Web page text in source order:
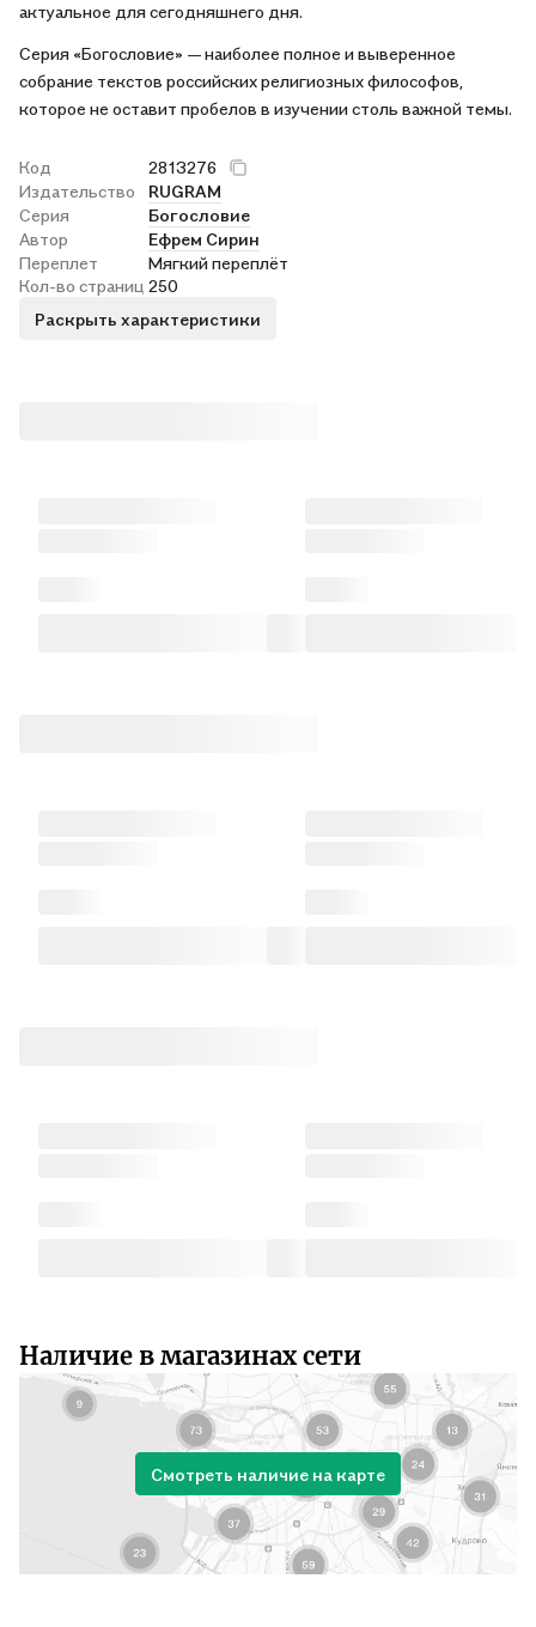
актуальное для сегодняшнего дня.
Серия «Богословие» — наиболее полное и выверенное
собрание текстов российских религиозных философов,
которое не оставит пробелов в изучении столь важной темы.
Код
2813276
Издательство
RUGRAM
Серия
Богословие
Автор
Ефрем Сирин
Переплет
Мягкий переплёт
Кол-во страниц 250
Раскрыть характеристики
Наличие в магазинах сети
Смотреть наличие на карте